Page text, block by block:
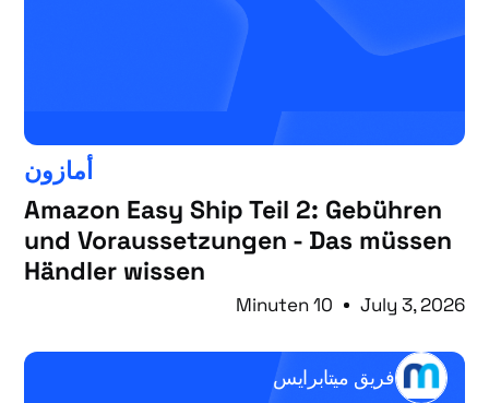
أمازون
Amazon Easy Ship Teil 2: Gebühren
und Voraussetzungen - Das müssen
Händler wissen
July 3, 2026
10 Minuten
فريق ميتابرايس